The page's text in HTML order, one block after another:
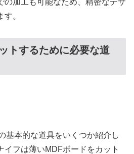
。
トするために必要な道
基本的な道具をいくつか紹介し
イフは薄いMDFボードをカット